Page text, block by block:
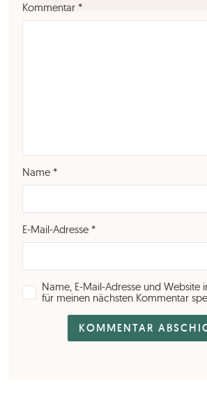
Kommentar *
Name *
E-Mail-Adresse *
Name, E-Mail-Adresse und Website
für meinen nächsten Kommentar